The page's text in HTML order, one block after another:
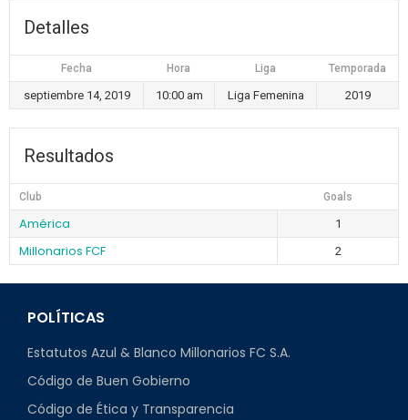
Detalles
Fecha Hora Liga Temporada
septiembre 14, 2019 10:00 am Liga Femenina 2019
Resultados
Club Goals
América 1
Millonarios FCF 2
POLÍTICAS
Estatutos Azul & Blanco Millonarios FC S.A.
Código de Buen Gobierno
Código de Ética y Transparencia